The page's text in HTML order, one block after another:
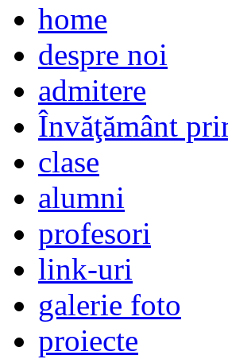
home
despre noi
admitere
Învăţământ
clase
alumni
profesori
link-uri
galerie foto
proiecte